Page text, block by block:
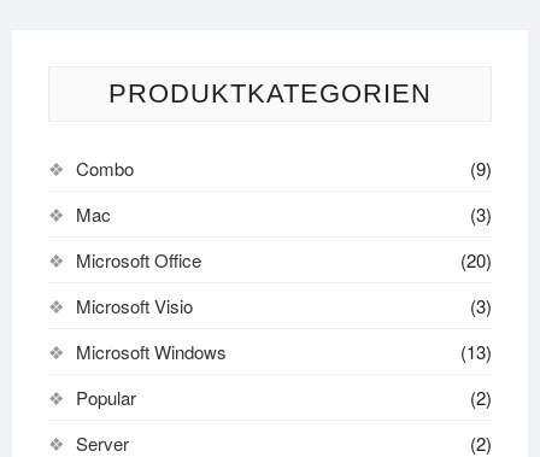
PRODUKTKATEGORIEN
Combo
(9)
Mac
(3)
Microsoft Office
(20)
Microsoft Visio
(3)
Microsoft Windows
(13)
Popular
(2)
Server
(2)